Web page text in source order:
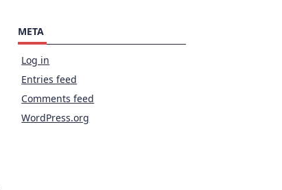
META
Log in
Entries feed
Comments feed
WordPress.org